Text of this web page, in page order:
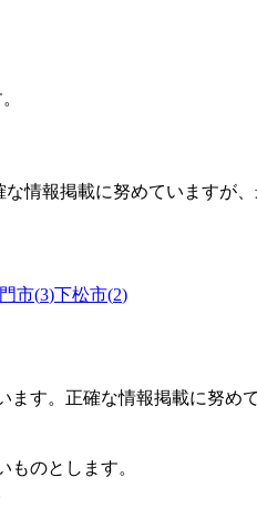
情報掲載に努めていますが
市(3)下松市(2)
す。正確な情報掲載に努め
のとします。